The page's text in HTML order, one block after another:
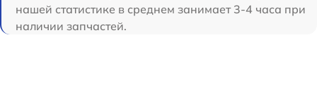
нашей статистике в среднем занимает 3-4 часа при
наличии запчастей.